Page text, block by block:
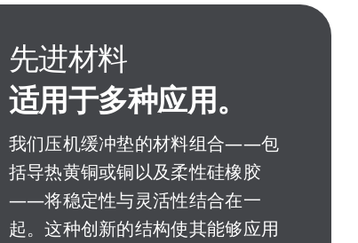
先进材料
适用于多种应用。
我们压机缓冲垫的材料组合——包
括导热黄铜或铜以及柔性硅橡胶
——将稳定性与灵活性结合在一
起。这种创新的结构使其能够应用